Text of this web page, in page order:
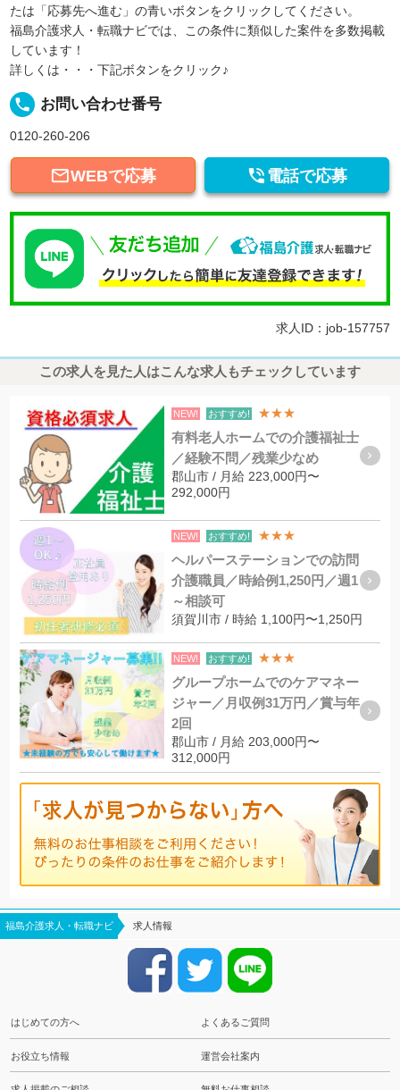
たは「応募先へ進む」の青いボタンをクリックしてください。
福島介護求人・転職ナビでは、この条件に類似した案件を多数掲載
しています！
詳しくは・・・下記ボタンをクリック♪
local_phone お問い合わせ番号
0120-260-206
WEBで応募  電話で応募
求人ID：job-157757
この求人を見た人はこんな求人もチェックしています
NEW! おすすめ! ★★★
有料老人ホームでの介護福祉士
／経験不問／残業少なめ
郡山市 / 月給 223,000円〜
292,000円
NEW! おすすめ! ★★★
ヘルパーステーションでの訪問
介護職員／時給例1,250円／週1
～相談可
須賀川市 / 時給 1,100円〜1,250円
NEW! おすすめ! ★★★
グループホームでのケアマネー
ジャー／月収例31万円／賞与年
2回
郡山市 / 月給 203,000円〜
312,000円
福島介護求人・転職ナビ 求人情報
はじめての方へ よくあるご質問
お役立ち情報 運営会社案内